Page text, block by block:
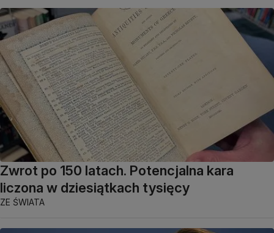
Zwrot po 150 latach. Potencjalna kara
liczona w dziesiątkach tysięcy
ZE ŚWIATA